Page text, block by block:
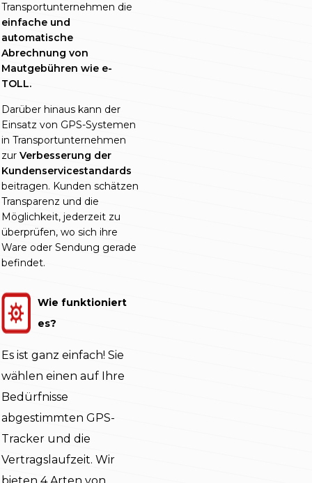
Transportunternehmen die
einfache und
automatische
Abrechnung von
Mautgebühren wie e-
TOLL.
Darüber hinaus kann der
Einsatz von GPS-Systemen
in Transportunternehmen
zur Verbesserung der
Kundenservicestandards
beitragen. Kunden schätzen
Transparenz und die
Möglichkeit, jederzeit zu
überprüfen, wo sich ihre
Ware oder Sendung gerade
befindet.
Wie funktioniert
es?
Es ist ganz einfach! Sie
wählen einen auf Ihre
Bedürfnisse
abgestimmten GPS-
Tracker und die
Vertragslaufzeit. Wir